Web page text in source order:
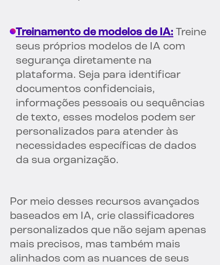
Treinamento de modelos de IA: Treine
seus próprios modelos de IA com
segurança diretamente na
plataforma. Seja para identificar
documentos confidenciais,
informações pessoais ou sequências
de texto, esses modelos podem ser
personalizados para atender às
necessidades específicas de dados
da sua organização.
Por meio desses recursos avançados
baseados em IA, crie classificadores
personalizados que não sejam apenas
mais precisos, mas também mais
alinhados com as nuances de seus